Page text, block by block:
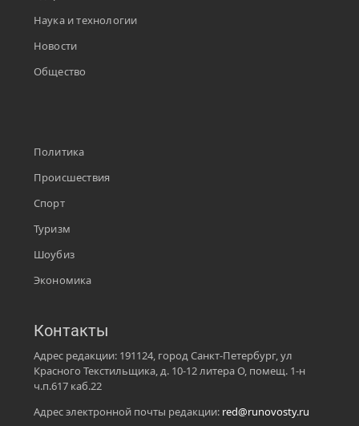
Наука и технологии
Новости
Общество
Политика
Происшествия
Спорт
Туризм
Шоубиз
Экономика
Контакты
Адрес редакции: 191124, город Санкт-Петербург, ул
Красного Текстильщика, д. 10-12 литера О, помещ. 1-н
ч.п.617 каб.22
Адрес электронной почты редакции: red@runovosty.ru